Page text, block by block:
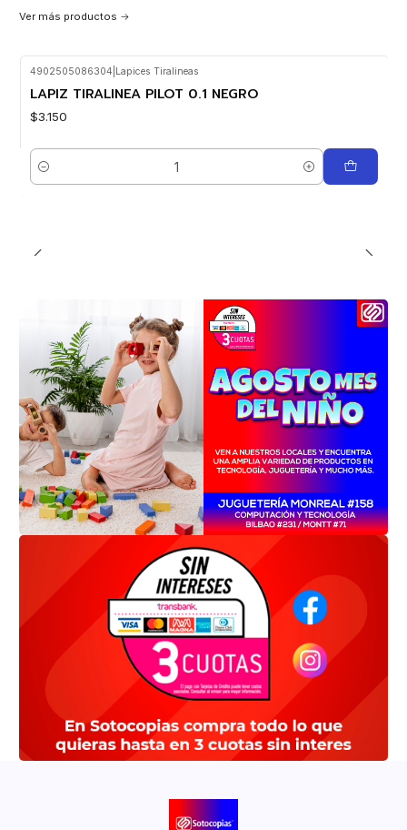
Ver más productos
4902505086304 Lapices Tiralineas
LAPIZ TIRALINEA PILOT 0.1 NEGRO
$3.150
Cantidad